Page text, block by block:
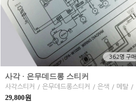
362명 구매
사각 · 은무데드롱 스티커
29,800원